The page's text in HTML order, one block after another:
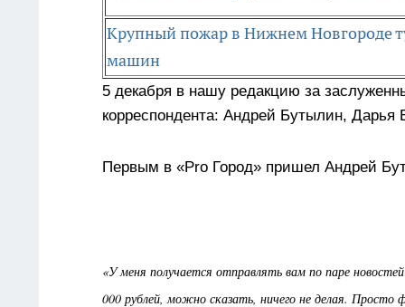
Крупный пожар в Нижнем Новгороде
машин
5 декабря в нашу редакцию за
корреспондента: Андрей Бутылин, Дарья
Первым в «Pro Город» пришел Андрей
«У меня получается отправлять вам по паре
000 рублей, можно сказать, ничего не делая.